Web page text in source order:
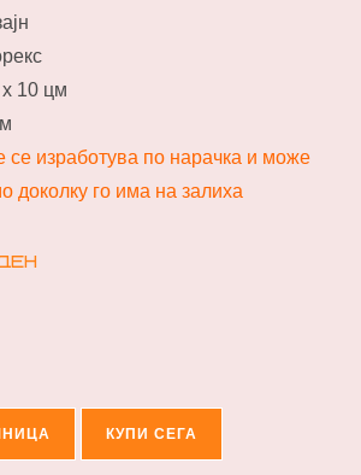
10 цм
се изработува по нарачка и може
доколку го има на залиха
КУПИ СЕГА